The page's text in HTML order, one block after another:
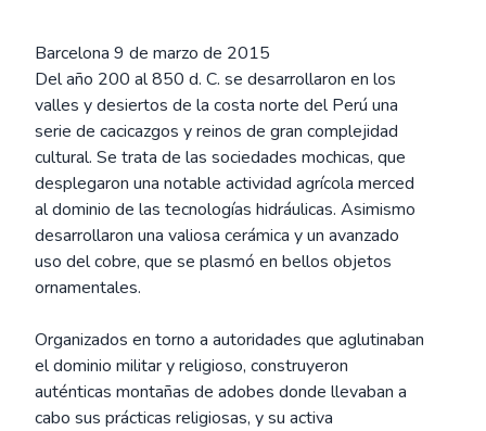
Barcelona 9 de marzo de 2015
Del año 200 al 850 d. C. se desarrollaron en los
valles y desiertos de la costa norte del Perú una
serie de cacicazgos y reinos de gran complejidad
cultural. Se trata de las sociedades mochicas, que
desplegaron una notable actividad agrícola merced
al dominio de las tecnologías hidráulicas. Asimismo
desarrollaron una valiosa cerámica y un avanzado
uso del cobre, que se plasmó en bellos objetos
ornamentales.
Organizados en torno a autoridades que aglutinaban
el dominio militar y religioso, construyeron
auténticas montañas de adobes donde llevaban a
cabo sus prácticas religiosas, y su activa